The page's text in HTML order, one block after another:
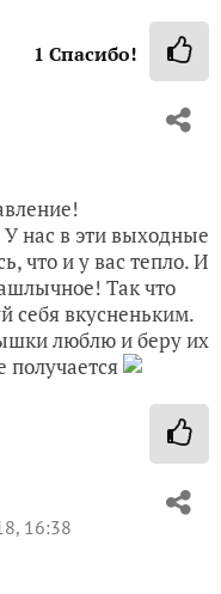
1 Спасибо!
нас в эти выходные
что и у вас тепло. И
Так что
себя вкусненьким.
люблю и беру их
получается
16:38